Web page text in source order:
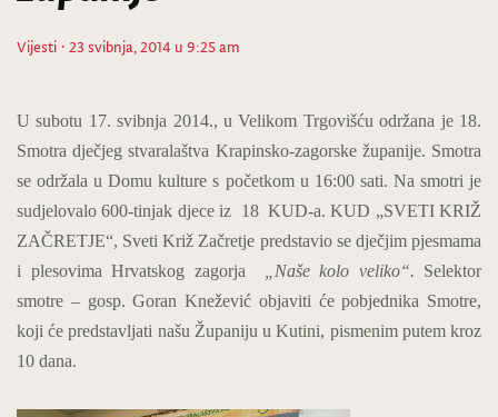
Vijesti · 23 svibnja, 2014 u 9:25 am
U subotu 17. svibnja 2014., u Velikom Trgovišću održana je 18.
Smotra dječjeg stvaralaštva Krapinsko-zagorske županije. Smotra
se održala u Domu kulture s početkom u 16:00 sati. Na smotri je
sudjelovalo 600-tinjak djece iz 18 KUD-a. KUD „SVETI KRIŽ
ZAČRETJE“, Sveti Križ Začretje predstavio se dječjim pjesmama
i plesovima Hrvatskog zagorja
„Naše kolo veliko“. Selektor
smotre – gosp. Goran Knežević objaviti će pobjednika Smotre,
koji će predstavljati našu Županiju u Kutini, pismenim putem kroz
10 dana.